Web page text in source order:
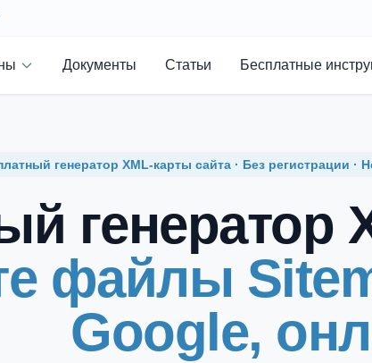
Документы Статьи Бесплатные
генератор XML-карты сайта · Без регистрации ·
генератор
файлы
Google,